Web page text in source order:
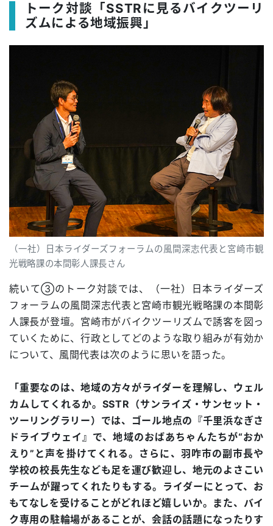
トーク対談「SSTRに見るバイクツーリ
ズムによる地域振興」
（一社）日本ライダーズフォーラムの風間深志代表と宮崎市観
光戦略課の本間彰人課長さん
続いて③のトーク対談では、（一社）日本ライダーズ
フォーラムの風間深志代表と宮崎市観光戦略課の本間彰
人課長が登壇。宮崎市がバイクツーリズムで誘客を図っ
ていくために、行政としてどのような取り組みが有効か
について、風間代表は次のように思いを語った。
「重要なのは、地域の方々がライダーを理解し、ウェル
カムしてくれるか。SSTR（サンライズ・サンセット・
ツーリングラリー）では、ゴール地点の『千里浜なぎさ
ドライブウェイ』で、地域のおばあちゃんたちが“おか
えり”と声を掛けてくれる。さらに、羽咋市の副市長や
学校の校長先生なども足を運び歓迎し、地元のよさこい
チームが躍ってくれたりもする。ライダーにとって、お
もてなしを受けることがどれほど嬉しいか。また、バイ
ク専用の駐輪場があることが、会話の話題になったりす